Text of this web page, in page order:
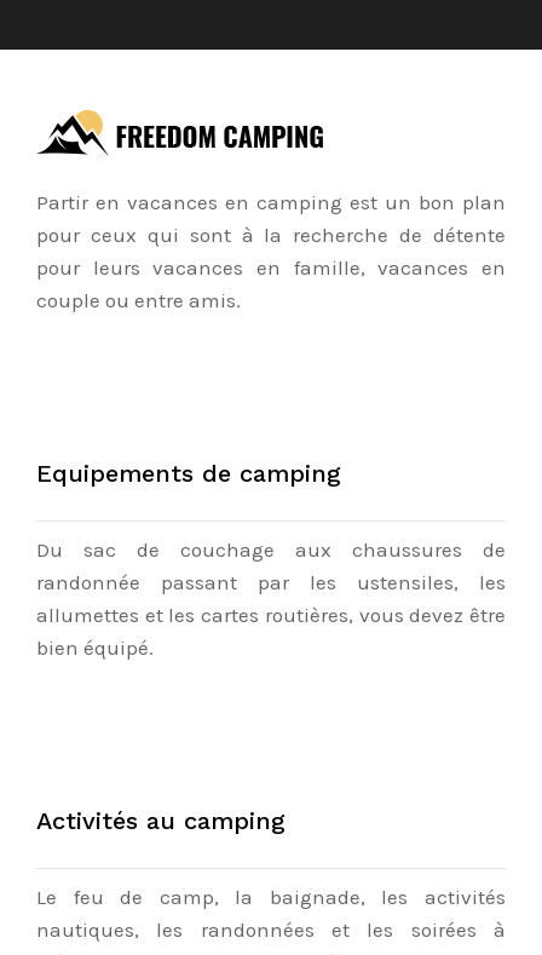
Partir en vacances en camping est un bon plan
pour ceux qui sont à la recherche de détente
pour leurs vacances en famille, vacances en
couple ou entre amis.
Equipements de camping
Du sac de couchage aux chaussures de
randonnée passant par les ustensiles, les
allumettes et les cartes routières, vous devez être
bien équipé.
Activités au camping
Le feu de camp, la baignade, les activités
nautiques, les randonnées et les soirées à